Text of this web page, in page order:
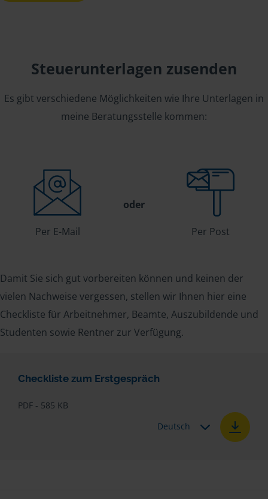
Steuerunterlagen zusenden
Es gibt verschiedene Möglichkeiten wie Ihre Unterlagen in
meine Beratungsstelle kommen:
Per E-Mail
oder
Per Post
Damit Sie sich gut vorbereiten können und keinen der
vielen Nachweise vergessen, stellen wir Ihnen hier eine
Checkliste für Arbeitnehmer, Beamte, Auszubildende und
Studenten sowie Rentner zur Verfügung.
Checkliste zum Erstgespräch
PDF - 585 KB
Deutsch